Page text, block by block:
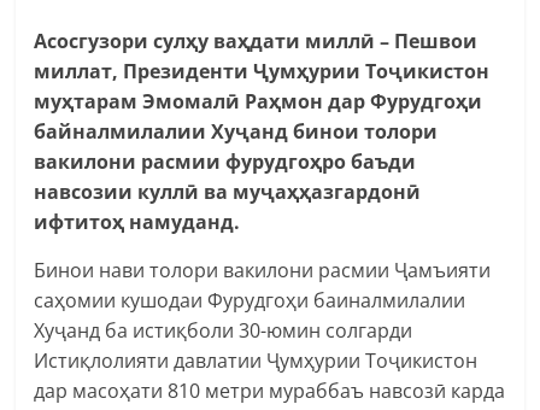
Асосгузори сулҳу ваҳдати миллӣ – Пешвои
миллат, Президенти Ҷумҳурии Тоҷикистон
муҳтарам Эмомалӣ Раҳмон дар Фурудгоҳи
байналмилалии Хуҷанд бинои толори
вакилони расмии фурудгоҳро баъди
навсозии куллӣ ва муҷаҳҳазгардонӣ
ифтитоҳ намуданд.
Бинои нави толори вакилони расмии Ҷамъияти
саҳомии кушодаи Фурудгоҳи баиналмилалии
Хуҷанд ба истиқболи 30-юмин солгарди
Истиқлолияти давлатии Ҷумҳурии Тоҷикистон
дар масоҳати 810 метри мураббаъ навсозӣ карда